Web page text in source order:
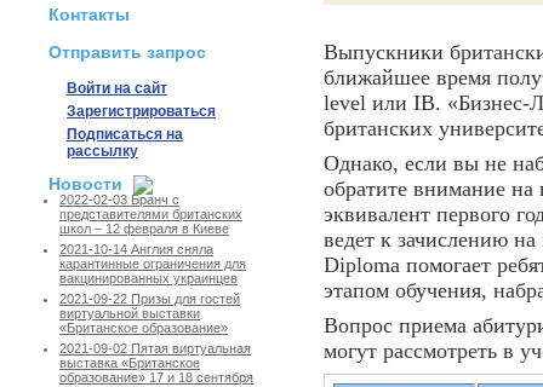
Контакты
Отправить запрос
Войти на сайт
Зарегистрироваться
Подписаться на
рассылку
Новости
2022-02-03 Бранч с
представителями британских
школ – 12 февраля в Киеве
2021-10-14 Англия сняла
карантинные ограничения для
вакцинированных украинцев
2021-09-22 Призы для гостей
виртуальной выставки
«Британское образование»
2021-09-02 Пятая виртуальная
выставка «Британское
образование» 17 и 18 сентября
Выпускники
ближайшее время
level или IB. «Бизнес-
британских
Однако, если вы не
обратите внимание
эквивалент первого
ведет к зачислению
Diploma помогает
этапом обучения,
Вопрос приема
могут рассмотреть в